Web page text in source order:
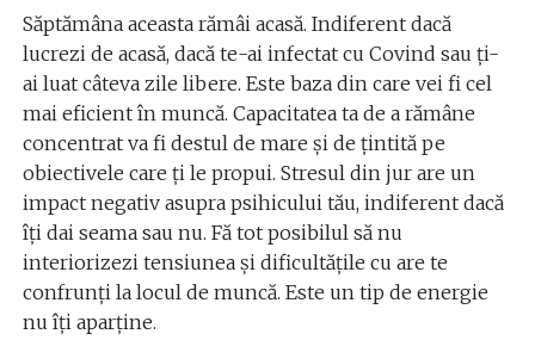
Săptămâna aceasta rămâi acasă. Indiferent dacă
lucrezi de acasă, dacă te-ai infectat cu Covind sau ți-
ai luat câteva zile libere. Este baza din care vei fi cel
mai eficient în muncă. Capacitatea ta de a rămâne
concentrat va fi destul de mare și de țintită pe
obiectivele care ți le propui. Stresul din jur are un
impact negativ asupra psihicului tău, indiferent dacă
îți dai seama sau nu. Fă tot posibilul să nu
interiorizezi tensiunea și dificultățile cu are te
confrunți la locul de muncă. Este un tip de energie
nu îți aparține.